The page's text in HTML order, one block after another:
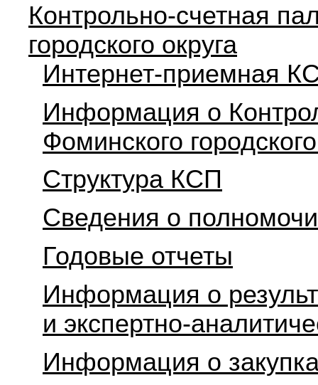
Контрольно-счетная
городского округа
Интернет-приемная
Информация о
Фоминского
Структура КСП
Сведения о
Годовые отчеты
Информация о
и экспертно-
Информация о